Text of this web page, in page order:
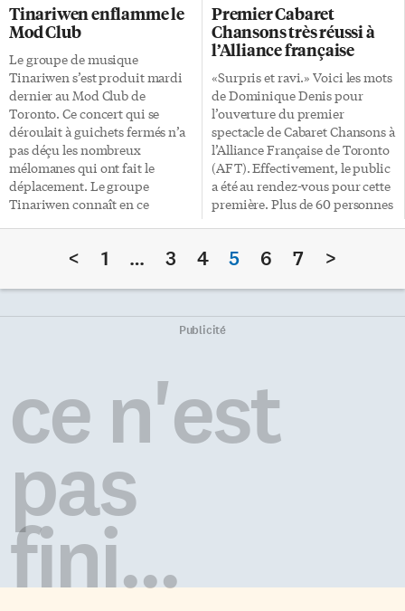
en Acadie, le concours
Tremplin permet à de jeunes
cinéastes des minorités
francophones du Canada de
participer à des ateliers et de
réaliser leur projet de court-
métrage. Dans le cadre de
l’édition 2007 du concours, 26
candidatures avaient été reçues
et sept réalisateurs en herbe […]
réuniront leurs points de vue
sur des enjeux importants en
matière de dualité linguistique
et d’appui aux communautés
de langues anglaise et française
en situation minoritaire
Bernard Lord présidera et agira
à titre de modérateur lors des
consultations régionales qui
auront lieu durant les […]
Tinariwen enflamme le
Mod Club
Le groupe de musique
Tinariwen s’est produit mardi
dernier au Mod Club de
Toronto. Ce concert qui se
déroulait à guichets fermés n’a
pas déçu les nombreux
mélomanes qui ont fait le
déplacement. Le groupe
Tinariwen connaît en ce
mondiale qu’il effectue en est la
seulement deux ans, lorsqu’ils
ont joué ici à Toronto, ils
ambiance qui a régné dans la
salle du Mod Club la semaine
dernière. Il s’agissait cette fois
d’un […]
Premier Cabaret
Chansons très réussi à
l’Alliance française
«Surpris et ravi.» Voici les mots
de Dominique Denis pour
l’ouverture du premier
spectacle de Cabaret Chansons à
l’Alliance Française de Toronto
(AFT). Effectivement, le public
a été au rendez-vous pour cette
première. Plus de 60 personnes
écouter Geneviève Cholette
mélodie, quand la chanson joue
avec les mots». Accompagnée
par Éric Saint-Laurent au piano
grands classiques de la chanson
francophone comme Le repos
du guerrier de Mes Aïeux, […]
< 1 … 3 4 5 6 7 >
Publicité
ce n'est
pas
fini...